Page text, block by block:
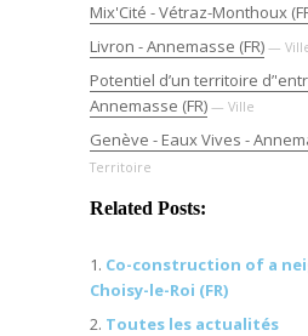
Mix'Cité - Vétraz-Monthoux
Livron - Annemasse (FR) —
Potentiel d’un territoire
Annemasse (FR) — Ville
Genève - Eaux Vives -
Territoire
Related Posts:
Co-construction of a
Choisy-le-Roi (FR)
Toutes les actualités